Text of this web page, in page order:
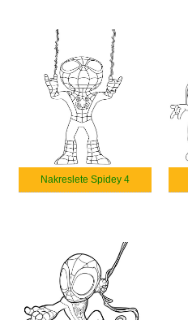
Nakreslete Spidey 4